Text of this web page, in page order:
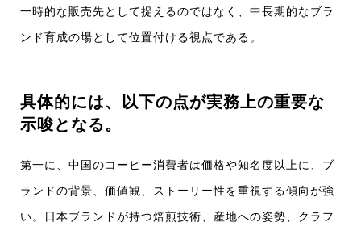
一時的な販売先として捉えるのではなく、中長期的なブラ
ンド育成の場として位置付ける視点である。
具体的には、以下の点が実務上の重要な
示唆となる。
第一に、中国のコーヒー消費者は価格や知名度以上に、ブ
ランドの背景、価値観、ストーリー性を重視する傾向が強
い。日本ブランドが持つ焙煎技術、産地への姿勢、クラフ